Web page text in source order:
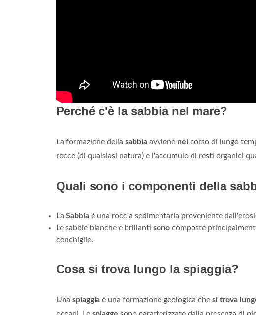
Perché c'è la sabbia nel mare?
La formazione della sabbia avviene nel corso di lungo
rocce (di qualsiasi natura) e l'accumulo di resti organici
Quali sono i componenti della
La Sabbia è una roccia sedimentaria proveniente
Le sabbie bianche e brillanti sono composte
conchiglie.
Cosa si trova lungo la spiaggia?
Una spiaggia è una formazione geologica che si trova